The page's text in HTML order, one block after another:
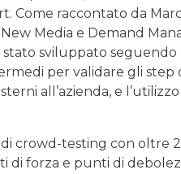
Come raccontato da
Media e Demand
sviluppato
per validare gli
all’azienda, e
di crowd-testing con oltre
forza e punti di